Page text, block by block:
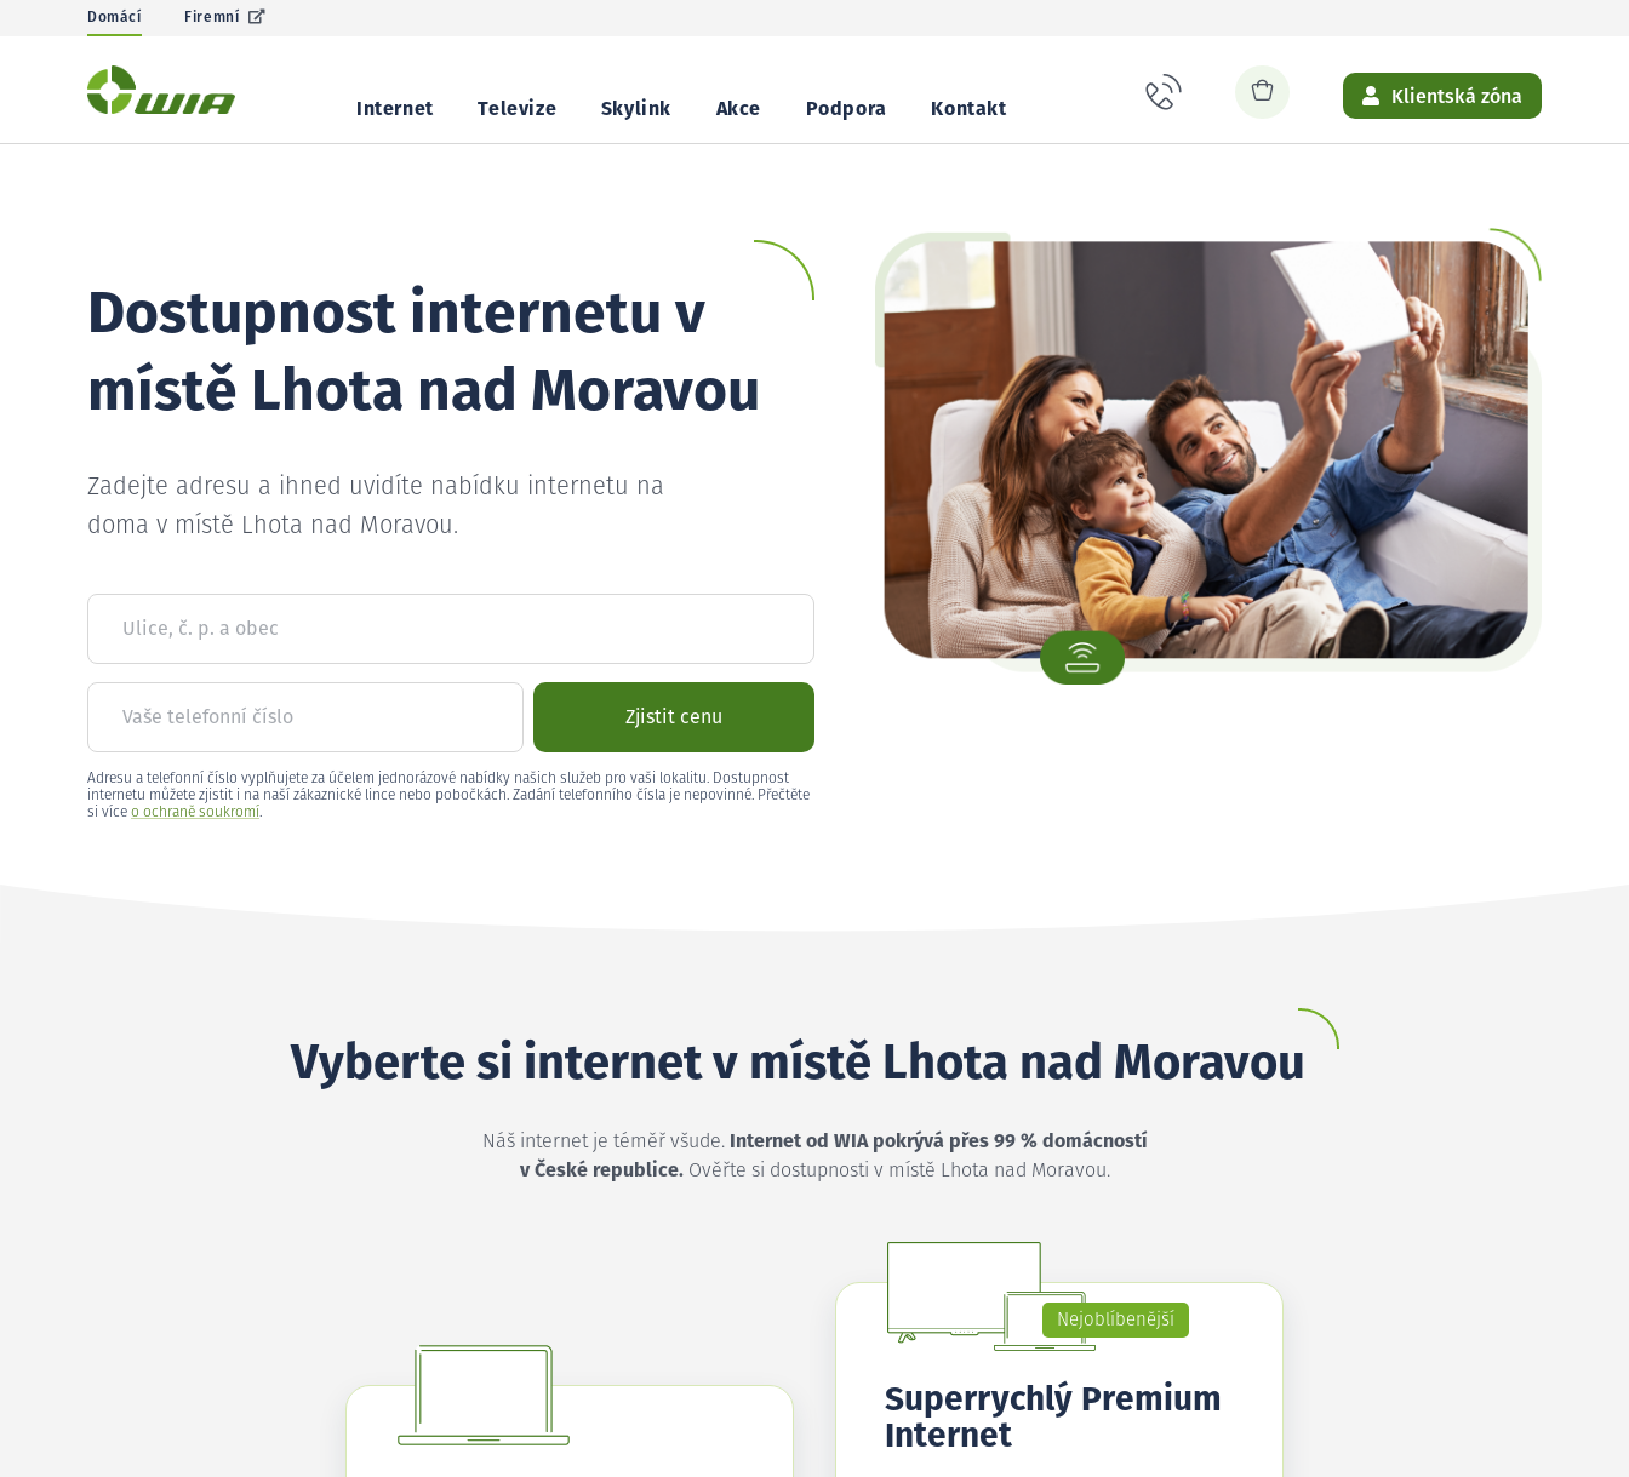
Domácí Firemní
Internet Televize Skylink Akce Podpora Kontakt
Klientská zóna
Dostupnost internetu v
místě Lhota nad Moravou
Zadejte adresu a ihned uvidíte nabídku internetu na
doma v místě Lhota nad Moravou.
Ulice, č. p. a obec
Vaše telefonní číslo Zjistit cenu
Adresu a telefonní číslo vyplňujete za účelem jednorázové nabídky našich služeb pro vaši lokalitu. Dostupnost
internetu můžete zjistit i na naší zákaznické lince nebo pobočkách. Zadání telefonního čísla je nepovinné. Přečtěte
si více o ochraně soukromí.
Vyberte si internet v místě Lhota nad Moravou
Náš internet je téměř všude.
Internet od WIA pokrývá přes 99 % domácností
v České republice.Ověřte si dostupnosti v místě Lhota nad Moravou.
Nejoblíbenější
Superrychlý Premium
Internet